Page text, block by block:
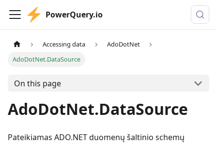
PowerQuery.io
Accessing data
AdoDotNet
AdoDotNet.DataSource
On this page
AdoDotNet.DataSource
Pateikiamas ADO.NET duomenų šaltinio schemų